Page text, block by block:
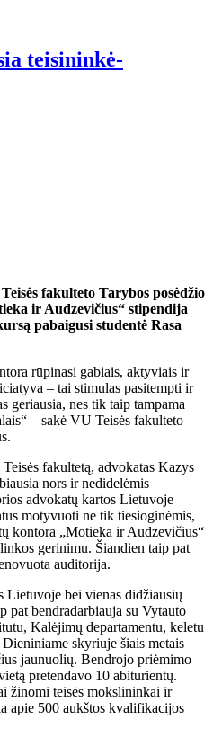
teisininkė-
fakulteto Tarybos posėdžio
ir Audzevičius“ stipendija
pabaigusi studentė Rasa
rūpinasi gabiais, aktyviais ir
– tai stimulas pasitempti ir
geriausia, nes tik taip tampama
– sakė VU Teisės fakulteto
fakultetą, advokatas Kazys
nors ir nedidelėmis
advokatų kartos Lietuvoje
motyvuoti ne tik tiesioginėmis,
kontora „Motieka ir Audzevičius“
gerinimu. Šiandien taip pat
auditorija.
Lietuvoje bei vienas didžiausių
pat bendradarbiauja su Vytauto
Kalėjimų departamentu, keletu
skyriuje šiais metais
jaunuolių. Bendrojo priėmimo
pretendavo 10 abiturientų.
žinomi teisės mokslininkai ir
apie 500 aukštos kvalifikacijos